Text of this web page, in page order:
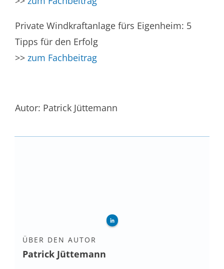
Private Windkraftanlage fürs Eigenheim: 5
Tipps für den Erfolg
>> zum Fachbeitrag
Autor: Patrick Jüttemann
ÜBER DEN AUTOR
Patrick Jüttemann